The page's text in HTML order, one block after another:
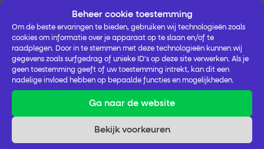
Beheer cookie toestemming
Om de beste ervaringen te bieden, gebruiken wij technologieën zoals
cookies om informatie over je apparaat op te slaan en/of te
raadplegen. Door in te stemmen met deze technologieën kunnen wij
gegevens zoals surfgedrag of unieke ID's op deze site verwerken. Als je
geen toestemming geeft of uw toestemming intrekt, kan dit een
nadelige invloed hebben op bepaalde functies en mogelijkheden.
Ga naar de website
Bekijk voorkeuren
Geeske van Asperen
Directeur/bestuurder
Meer post